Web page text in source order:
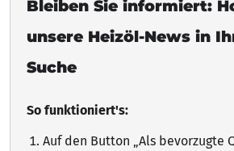
Bleiben Sie informiert:
unsere Heizöl-News in
Suche
So funktioniert's:
Auf den Button „Als bevorzugte